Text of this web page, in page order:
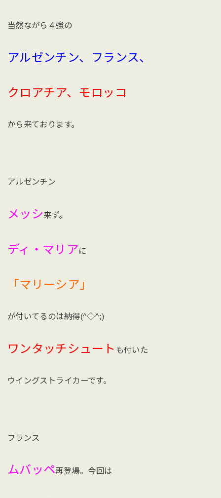
当然ながら４強の
アルゼンチン、フランス、
クロアチア、モロッコ
から来ております。
アルゼンチン
メッシ来ず。
ディ・マリアに
「マリーシア」
が付いてるのは納得(^◇^;)
ワンタッチシュート も付いた
ウイングストライカーです。
フランス
ムバッペ再登場。今回は